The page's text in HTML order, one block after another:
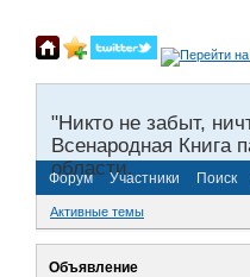
"Никто не забыт,
Всенародная Книга
области.
Форум Участники Поиск
Активные темы
Объявление